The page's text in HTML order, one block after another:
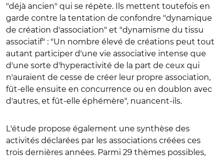
"déjà ancien" qui se répète. Ils mettent toutefois en
garde contre la tentation de confondre "dynamique
de création d'association" et "dynamisme du tissu
associatif" : "Un nombre élevé de créations peut tout
autant participer d'une vie associative intense que
d'une sorte d'hyperactivité de la part de ceux qui
n'auraient de cesse de créer leur propre association,
fût-elle ensuite en concurrence ou en doublon avec
d'autres, et fût-elle éphémère", nuancent-ils.
L'étude propose également une synthèse des
activités déclarées par les associations créées ces
trois dernières années. Parmi 29 thèmes possibles,